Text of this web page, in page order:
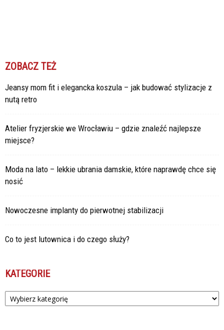
ZOBACZ TEŻ
Jeansy mom fit i elegancka koszula – jak budować stylizacje z
nutą retro
Atelier fryzjerskie we Wrocławiu – gdzie znaleźć najlepsze
miejsce?
Moda na lato – lekkie ubrania damskie, które naprawdę chce się
nosić
Nowoczesne implanty do pierwotnej stabilizacji
Co to jest lutownica i do czego służy?
KATEGORIE
Kategorie